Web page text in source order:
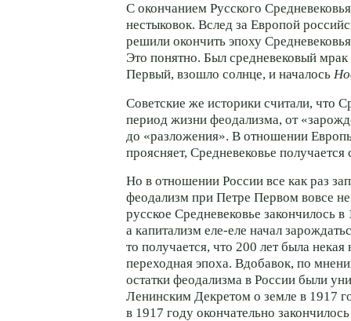
С окончанием Русского
нестыковок. Вслед за Европой
решили окончить эпоху
Это понятно. Был средневековый
Первый, взошло солнце, и началось
Советские же историки считали, что
период жизни феодализма, от
до «разложения». В отношении
проясняет, Средневековье получается
Но в отношении России все как раз
феодализм при Петре Первом вовсе
русское Средневековье закончилось в
а капитализм еле-еле начал
то получается, что 200 лет была некая
переходная эпоха. Вдобавок, по
остатки феодализма в России были
Ленинским Декретом о земле в 1917
в 1917 году окончательно